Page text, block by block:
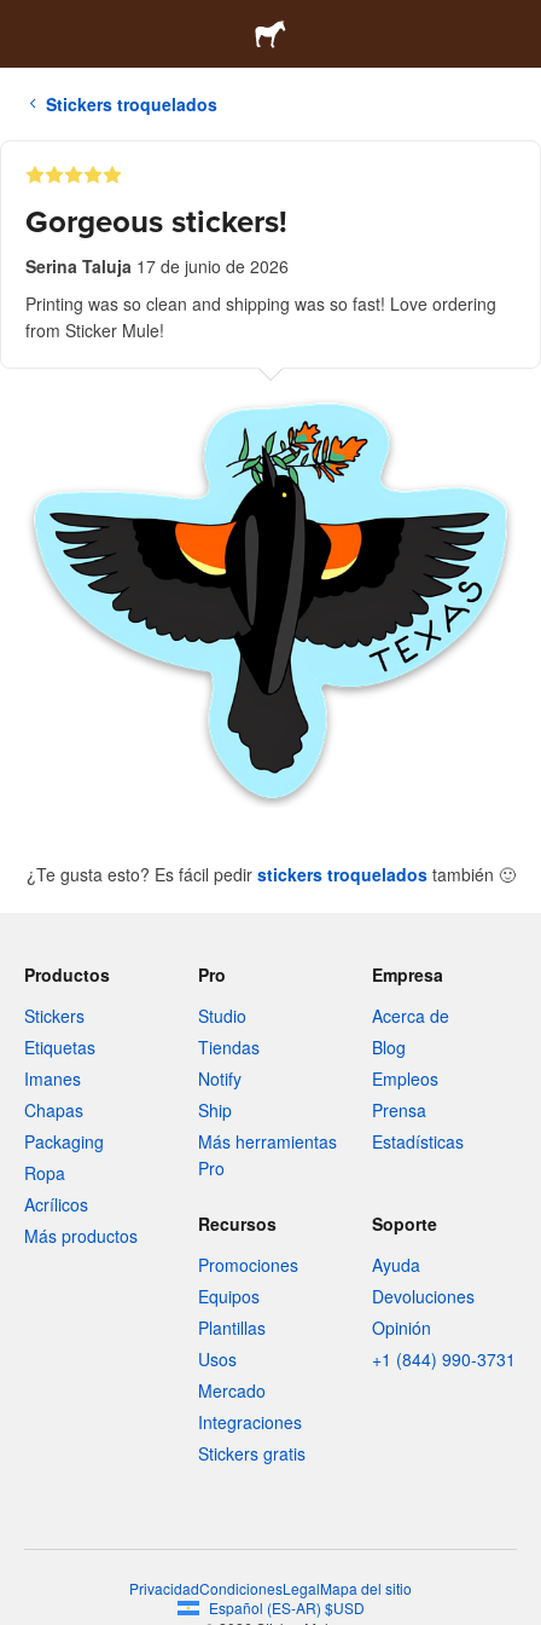
Stickers troquelados
Gorgeous stickers!
Serina Taluja 17 de junio de 2026
Printing was so clean and shipping was so fast! Love ordering
from Sticker Mule!
¿Te gusta esto? Es fácil pedir stickers troqueladostambién 🙂
Productos
Stickers
Etiquetas
Imanes
Chapas
Packaging
Ropa
Acrílicos
Más productos
Pro
Studio
Tiendas
Notify
Ship
Más herramientas
Pro
Empresa
Acerca de
Blog
Empleos
Prensa
Estadísticas
Recursos
Promociones
Equipos
Plantillas
Usos
Mercado
Integraciones
Stickers gratis
Soporte
Ayuda
Devoluciones
Opinión
+1 (844) 990-3731
PrivacidadCondicionesLegalMapa del sitio
Español (ES-AR) $USD